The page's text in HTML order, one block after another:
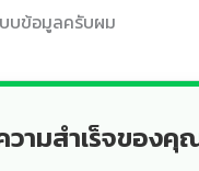
บบข้อมูลครับผม
วามสำเร็จของคุ